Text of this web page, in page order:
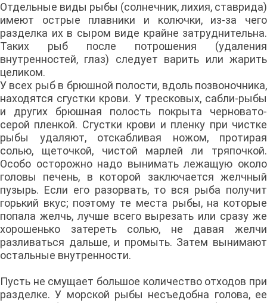
Отдельные виды рыбы (солнечник, лихия, ставрида)
имеют острые плавники и колючки, из-за чего
разделка их в сыром виде крайне затруднительна.
Таких рыб после потрошения (удаления
внутренностей, глаз) следует варить или жарить
целиком.
У всех рыб в брюшной полости, вдоль позвоночника,
находятся сгустки крови. У тресковых, сабли-рыбы
и других брюшная полость покрыта черновато-
серой пленкой. Сгустки крови и пленку при чистке
рыбы удаляют, отскабливая ножом, протирая
солью, щеточкой, чистой марлей ли тряпочкой.
Особо осторожно надо вынимать лежащую около
головы печень, в которой заключается желчный
пузырь. Если его разорвать, то вся рыба получит
горький вкус; поэтому те места рыбы, на которые
попала желчь, лучше всего вырезать или сразу же
хорошенько затереть солью, не давая желчи
разливаться дальше, и промыть. Затем вынимают
остальные внутренности.
Пусть не смущает большое количество отходов при
разделке. У морской рыбы несъедобна голова, ее